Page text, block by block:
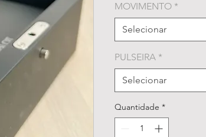
MOVIMENTO *
Selecionar
PULSEIRA *
Selecionar
Quantidade *